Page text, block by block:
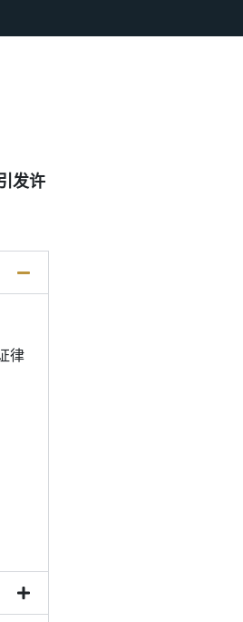
发许
律